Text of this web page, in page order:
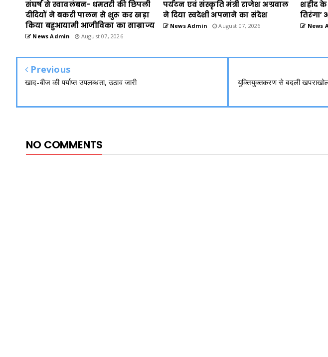
संघर्ष से स्वावलंबन- धमतरी की छिपली
दीदियों ने बकरी पालन से शुरू कर खड़ा
किया बहुआयामी आजीविका का साम्राज्य
News Admin August 07, 2026
पर्यटन एवं संस्कृति मंत्री राजेश अग्रवाल
ने दिया स्वदेशी अपनाने का संदेश
News Admin August 07, 2026
शहीद
तिरंगा’
News
Previous
खाद-बीज की पर्याप्त उपलब्धता, उठाव जारी
युक्तियुक्तकरण से बदली
NO COMMENTS